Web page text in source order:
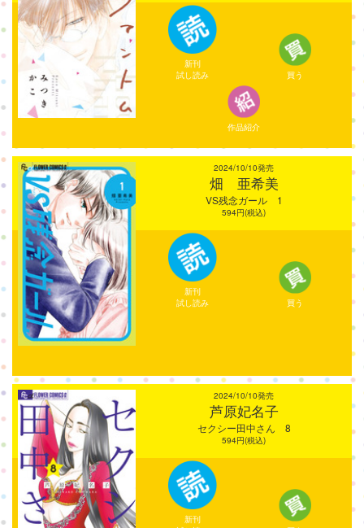
新刊
試し読み
買う
作品紹介
2024/10/10発売
畑 亜希美
VS残念ガール 1
594円(税込)
新刊
試し読み
買う
2024/10/10発売
芦原妃名子
セクシー田中さん 8
594円(税込)
新刊